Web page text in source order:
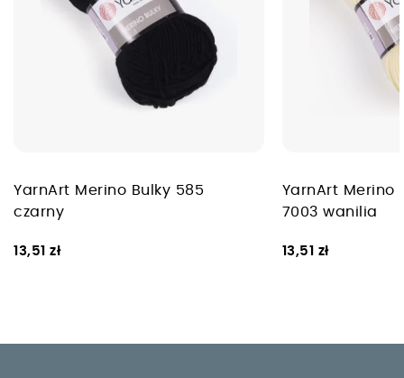
YarnArt Merino Bulky 585
czarny
13,51 zł
YarnArt Merino
7003 wanilia
13,51 zł